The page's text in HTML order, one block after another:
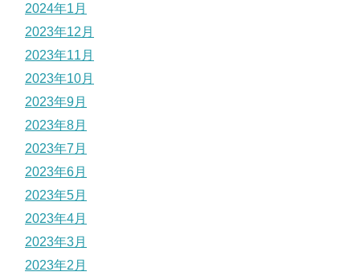
2024年1月
2023年12月
2023年11月
2023年10月
2023年9月
2023年8月
2023年7月
2023年6月
2023年5月
2023年4月
2023年3月
2023年2月